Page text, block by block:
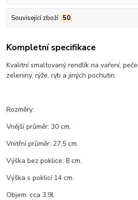
Související zboží 50
Kompletní specifikace
Kvalitní smaltovaný rendlík na vaření,
zeleniny, rýže, ryb a jiných pochutin.
Rozměry:
Vnější průměr: 30 cm.
Vnitřní průměr: 27,5 cm.
Výška bez poklice: 8 cm.
Výška s poklicí 14 cm.
Objem: cca 3,9l.